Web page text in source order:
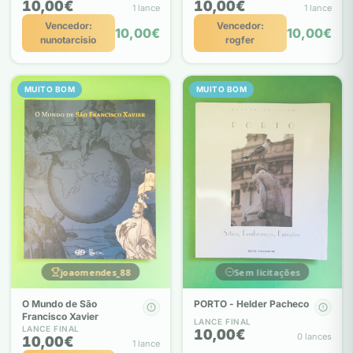
10,00€ 1 lance
Vencedor:
nunotarcisio
10,00€
10,00€ 1 lance
Vencedor:
rogfer
10,00€
MUITO BOM
joaomendes_88
O Mundo de São
Francisco Xavier
LANCE FINAL
10,00€ 1 lance
MUITO BOM
Sem licitações
PORTO - Helder Pacheco
LANCE FINAL
10,00€ 0 lances